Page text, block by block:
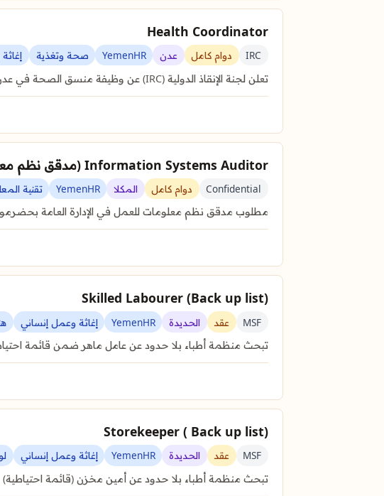
Health Coordinator
IRC دوام كامل عدن YemenHR صحة وتغذية
تعلن لجنة الإنقاذ الدولية (IRC) عن وظيفة منسق الصحة في عدن، اليمن، لإدارة وقيادة برامج الصحة والتغذية والصحة البيئية.
Information Systems Auditor (مدقق نظم معلومات)
Confidential دوام كامل المكلا YemenHR تقنية
مطلوب مدقق نظم معلومات للعمل في الإدارة العامة
Skilled Labourer (Back up list)
MSF عقد الحديدة YemenHR إغاثة وعمل إنساني
تبحث منظمة أطباء بلا حدود عن عامل ماهر ضمن قائمة
Storekeeper ( Back up list)
MSF عقد الحديدة YemenHR إغاثة وعمل إنساني
تبحث منظمة أطباء بلا حدود عن أمين مخزن (قائمة